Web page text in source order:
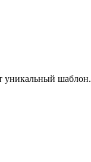
уникальный шаблон.